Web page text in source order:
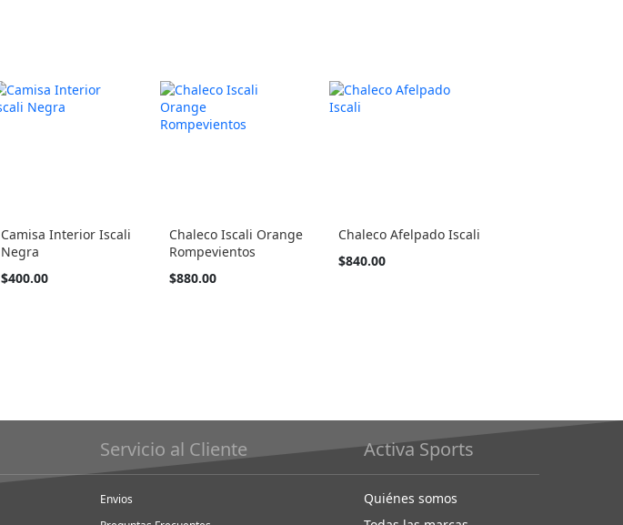
Camisa Interior Iscali
Negra
Tan
$400.00
Chaleco Iscali Orange
Rompevientos
Tan
$880.00
Chaleco Afelpado Iscali
Tan
$840.00
Servicio al Cliente
Envios
Activa Sports
Quiénes somos